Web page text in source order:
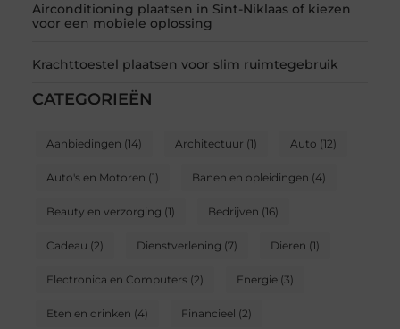
Airconditioning plaatsen in Sint-Niklaas of kiezen
voor een mobiele oplossing
Krachttoestel plaatsen voor slim ruimtegebruik
CATEGORIEËN
Aanbiedingen (14) Architectuur (1) Auto (12)
Auto's en Motoren (1) Banen en opleidingen (4)
Beauty en verzorging (1) Bedrijven (16)
Cadeau (2) Dienstverlening (7) Dieren (1)
Electronica en Computers(2) Energie(3)
Eten en drinken (4) Financieel (2)